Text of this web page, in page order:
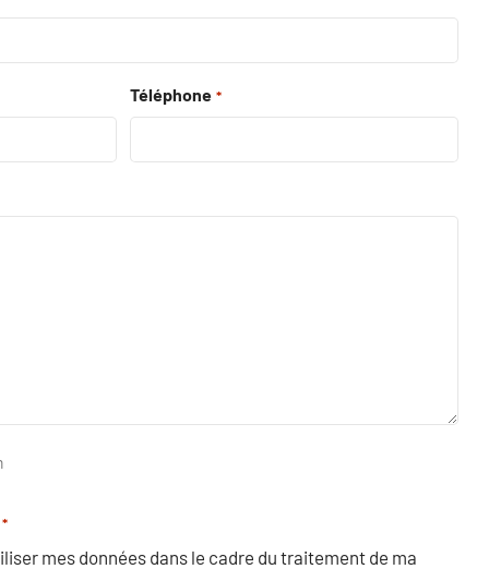
Téléphone *
*
mes données dans le cadre du traitement de ma